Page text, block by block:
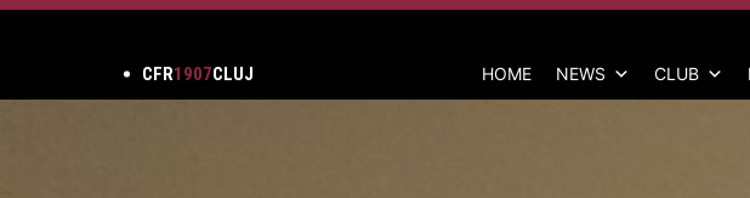
CFR1907CLUJ HOME NEWS CLUB